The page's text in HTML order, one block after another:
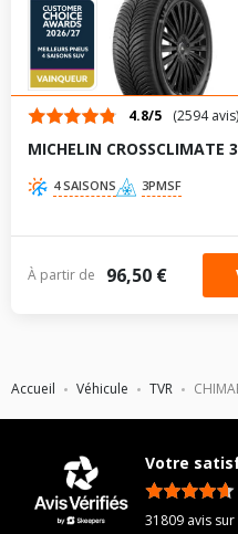
Accueil Véhicule TVR
4.8/5 (2594 avis)
MICHELIN CROSSCLIMATE 3
4 SAISONS 3PMSF
À partir de 96,50 €
Votre
31809 avis